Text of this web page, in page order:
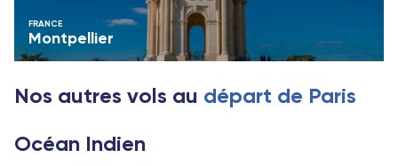
FRANCE
Montpellier
Nos autres vols au départ de Paris
Océan Indien